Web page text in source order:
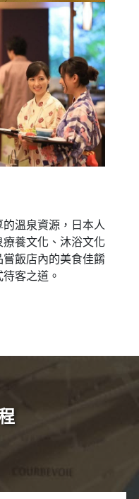
溫泉資源，日本人
養文化、沐浴文化
飯店內的美食佳餚
客之道。